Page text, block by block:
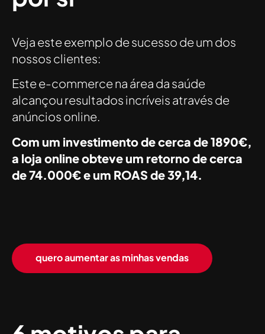
Veja este exemplo de sucesso de um dos
nossos clientes:
Este e-commerce na área da saúde
alcançou resultados incríveis através de
anúncios online.
Com um investimento de cerca de 1890€,
a loja online obteve um retorno de cerca
de 74.000€ e um ROAS de 39,14.
quero aumentar as minhas vendas